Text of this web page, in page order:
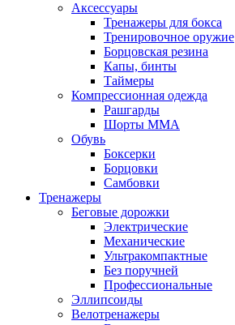
Аксессуары
Тренажеры для бокса
Тренировочное оружие
Борцовская резина
Капы, бинты
Таймеры
Компрессионная одежда
Рашгарды
Шорты MMA
Обувь
Боксерки
Борцовки
Самбовки
Тренажеры
Беговые дорожки
Электрические
Механические
Ультракомпактные
Без поручней
Профессиональные
Эллипсоиды
Велотренажеры